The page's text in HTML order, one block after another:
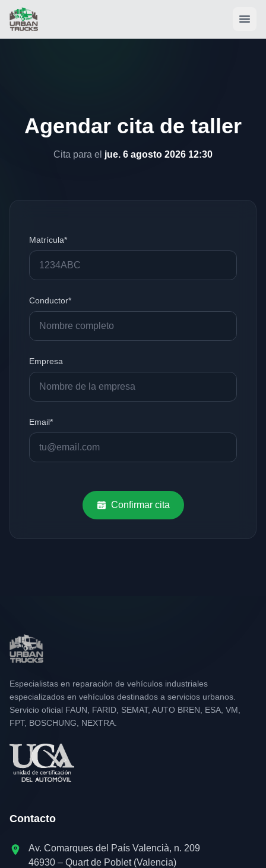
Agendar cita de taller
Cita para el jue. 6 agosto 2026 12:30
Matrícula*
Conductor*
Empresa
Email*
Confirmar cita
Especialistas en reparación de vehículos industriales
especializados en vehículos destinados a servicios urbanos.
Servicio oficial FAUN, FARID, SEMAT, AUTO BREN, ESA, VM,
FPT, BOSCHUNG, NEXTRA.
Contacto
Av. Comarques del País Valencià, n. 209
46930 – Quart de Poblet (Valencia)